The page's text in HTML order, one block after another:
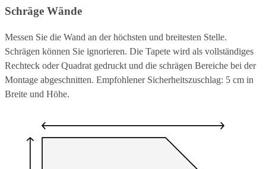
Schräge Wände
Messen Sie die Wand an der höchsten und breitesten Stelle.
Schrägen können Sie ignorieren. Die Tapete wird als vollständiges
Rechteck oder Quadrat gedruckt und die schrägen Bereiche bei der
Montage abgeschnitten. Empfohlener Sicherheitszuschlag: 5 cm in
Breite und Höhe.